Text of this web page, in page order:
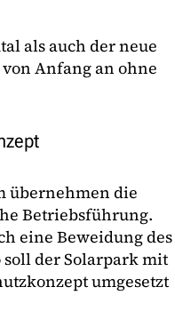
als auch der neue
Anfang an ohne
übernehmen die
Betriebsführung.
eine Beweidung des
soll der Solarpark mit
umgesetzt